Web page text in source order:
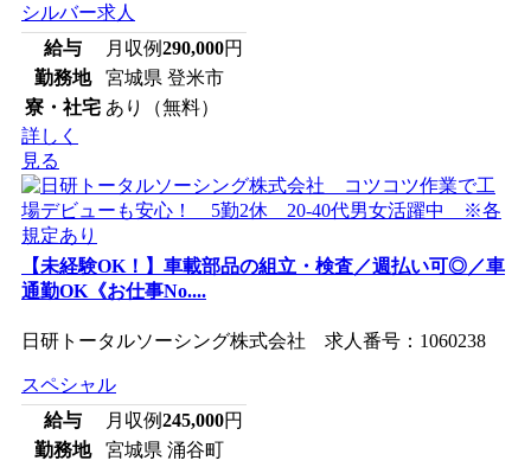
シルバー求人
給与
月収例290,000円
勤務地
宮城県 登米市
寮・社宅 あり（無料）
詳しく
見る
【未経験OK！】車載部品の組立・検査／週払い可◎／車
通勤OK《お仕事No....
日研トータルソーシング株式会社 求人番号：1060238
スペシャル
給与
月収例245,000円
勤務地
宮城県 涌谷町